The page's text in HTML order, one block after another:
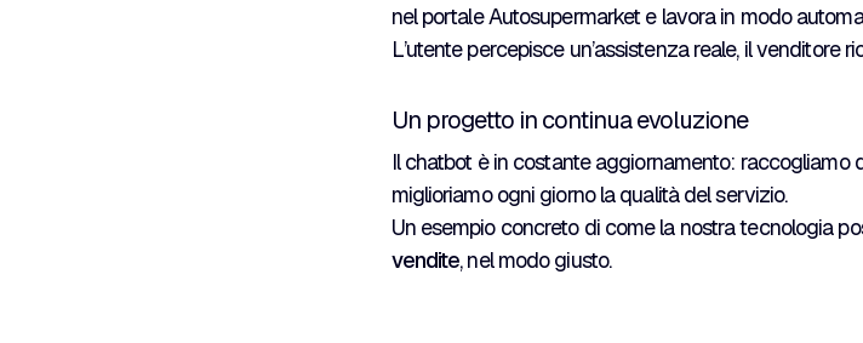
nel portale Autosupermarket e lavora in modo
L’utente percepisce un’assistenza reale, il venditore
Un progetto in continua evoluzione
Il chatbot è in costante aggiornamento: raccogliamo
miglioriamo ogni giorno la qualità del servizio.
Un esempio concreto di come la nostra tecnologia
vendite, nel modo giusto.